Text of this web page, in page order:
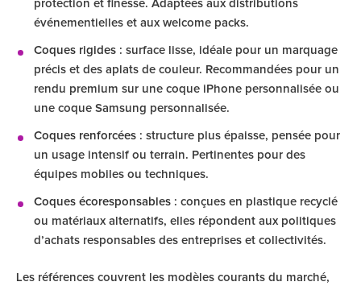
protection et finesse. Adaptées aux distributions
événementielles et aux welcome packs.
Coques rigides : surface lisse, idéale pour un marquage
précis et des aplats de couleur. Recommandées pour un
rendu premium sur une coque iPhone personnalisée ou
une coque Samsung personnalisée.
Coques renforcées : structure plus épaisse, pensée pour
un usage intensif ou terrain. Pertinentes pour des
équipes mobiles ou techniques.
Coques écoresponsables : conçues en plastique recyclé
ou matériaux alternatifs, elles répondent aux politiques
d’achats responsables des entreprises et collectivités.
Les références couvrent les modèles courants du marché,